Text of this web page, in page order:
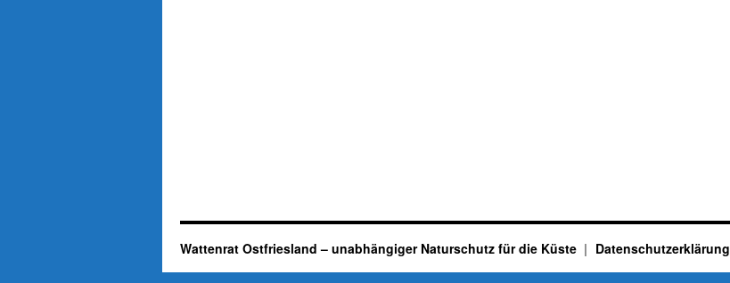
Wattenrat Ostfriesland – unabhängiger Naturschutz für die Küste Datenschutzerklärung